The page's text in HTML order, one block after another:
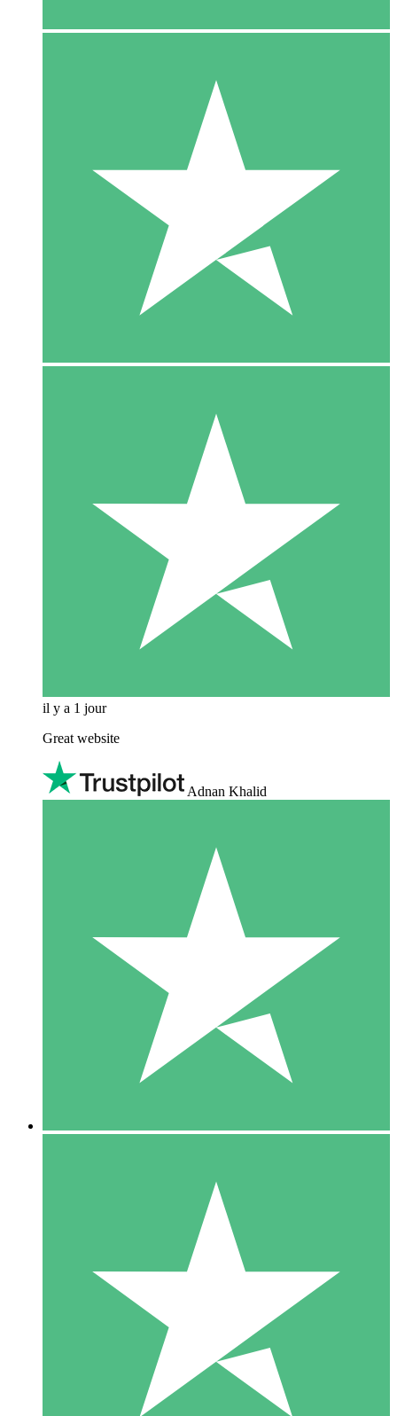
il y a 1 jour
Great website
Adnan Khalid